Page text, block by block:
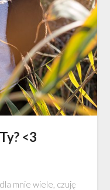
<3
mnie wiele, czuję